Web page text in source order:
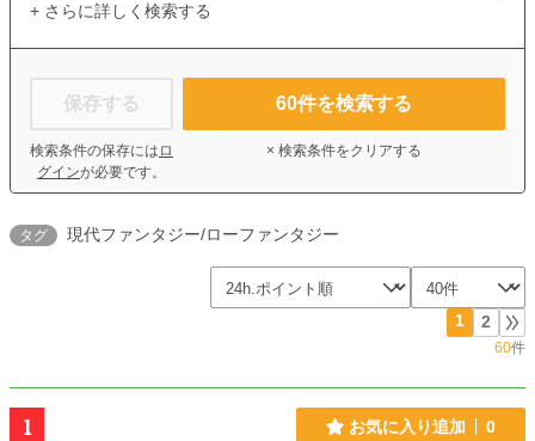
+ さらに詳しく検索する
保存する
検索条件の保存には ロ
グインが必要です。
60件を検索する
× 検索条件をクリアする
タグ 現代ファンタジー/ローファンタジー
1 2
60件
1 お気に入り追加 0